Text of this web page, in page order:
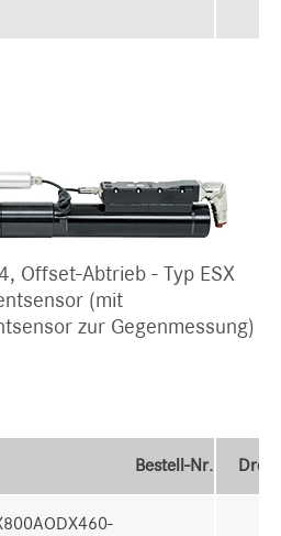
Offset-Abtrieb - Typ ESX
(mit
zur Gegenmessung)
Bestell-Nr.